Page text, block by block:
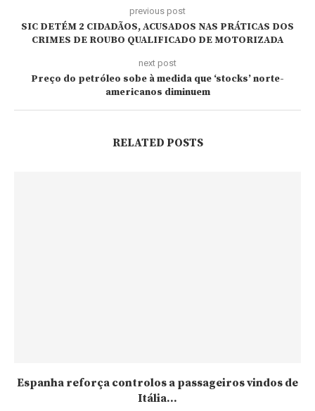
previous post
SIC DETÉM 2 CIDADÃOS, ACUSADOS NAS PRÁTICAS DOS
CRIMES DE ROUBO QUALIFICADO DE MOTORIZADA
next post
Preço do petróleo sobe à medida que ‘stocks’ norte-
americanos diminuem
RELATED POSTS
Espanha reforça controlos a passageiros vindos de
Itália...